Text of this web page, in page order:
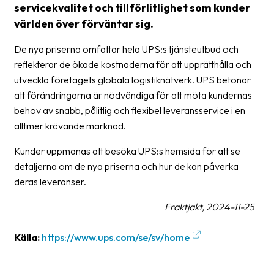
Manualer
Nedladdningar
Streckkodsläsare
Kundtjänst
Om
Om
Fraktjakt
Medarbetare
servicekvalitet och tillförlitlighet som kunder
världen över förväntar sig.
De nya priserna omfattar hela UPS:s tjänsteutbud och
reflekterar de ökade kostnaderna för att upprätthålla och
utveckla företagets globala logistiknätverk. UPS betonar
att förändringarna är nödvändiga för att möta kundernas
behov av snabb, pålitlig och flexibel leveransservice i en
alltmer krävande marknad.
Kunder uppmanas att besöka UPS:s hemsida för att se
detaljerna om de nya priserna och hur de kan påverka
deras leveranser.
Fraktjakt, 2024-11-25
Källa: https://www.ups.com/se/sv/home